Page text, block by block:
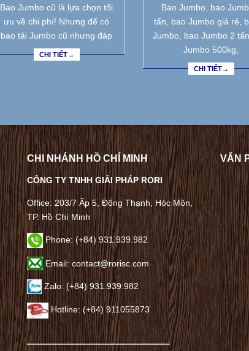
Bao Jumbo cũ là lựa chọn tối
ưu về chi phí! Nhưng để có
bao tải Jumbo cũ nhưng đáp
CHI TIẾT→
Bao Jumbo, bao
tấn, bao Jumbo giá rẻ,
Jumbo, bao Jumbo 2
Jumbo 500kg,
CHI TIẾT→
CHI NHÁNH HỒ CHÍ MINH
CÔNG TY TNHH GIẢI PHÁP RORI
Office: 203/7 Ấp 5, Đông Thạnh, Hóc Môn,
TP. Hồ Chí Minh
Phone: (+84) 931.939.982
Email: contact@rorisc.com
Zalo: (+84) 931.939.982
Hotline: (+84) 911055873
——————————————–
VĂN